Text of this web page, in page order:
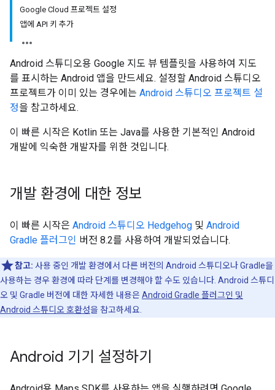
Google Cloud 프로젝트 설정
앱에 API 키 추가
Android 스튜디오용 Google 지도 뷰 템플릿을 사용하여 지도
를 표시하는 Android 앱을 만드세요. 설정할 Android 스튜디오
프로젝트가 이미 있는 경우에는 Android 스튜디오 프로젝트 설
정을 참고하세요.
이 빠른 시작은 Kotlin 또는 Java를 사용한 기본적인 Android
개발에 익숙한 개발자를 위한 것입니다.
개발 환경에 대한 정보
이 빠른 시작은 Android 스튜디오 Hedgehog 및 Android
Gradle 플러그인 버전 8.2를 사용하여 개발되었습니다.
참고: 사용 중인 개발 환경에서 다른 버전의 Android 스튜디오나 Gradle을
사용하는 경우 환경에 따라 단계를 변경해야 할 수도 있습니다. Android 스튜디
오 및 Gradle 버전에 대한 자세한 내용은Android Gradle 플러그인 및
Android 스튜디오 호환성을 참고하세요.
Android 기기 설정하기